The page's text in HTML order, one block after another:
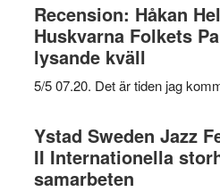
Recension: Håkan
Huskvarna Folkets
lysande kväll
5/5 07.20. Det är tiden jag
Ystad Sweden Jazz
II Internationella
samarbeten